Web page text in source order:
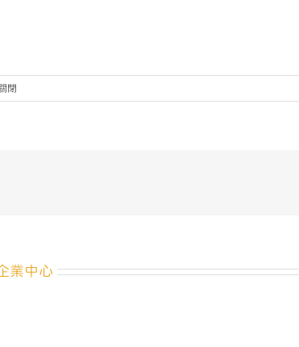
閉
業中心